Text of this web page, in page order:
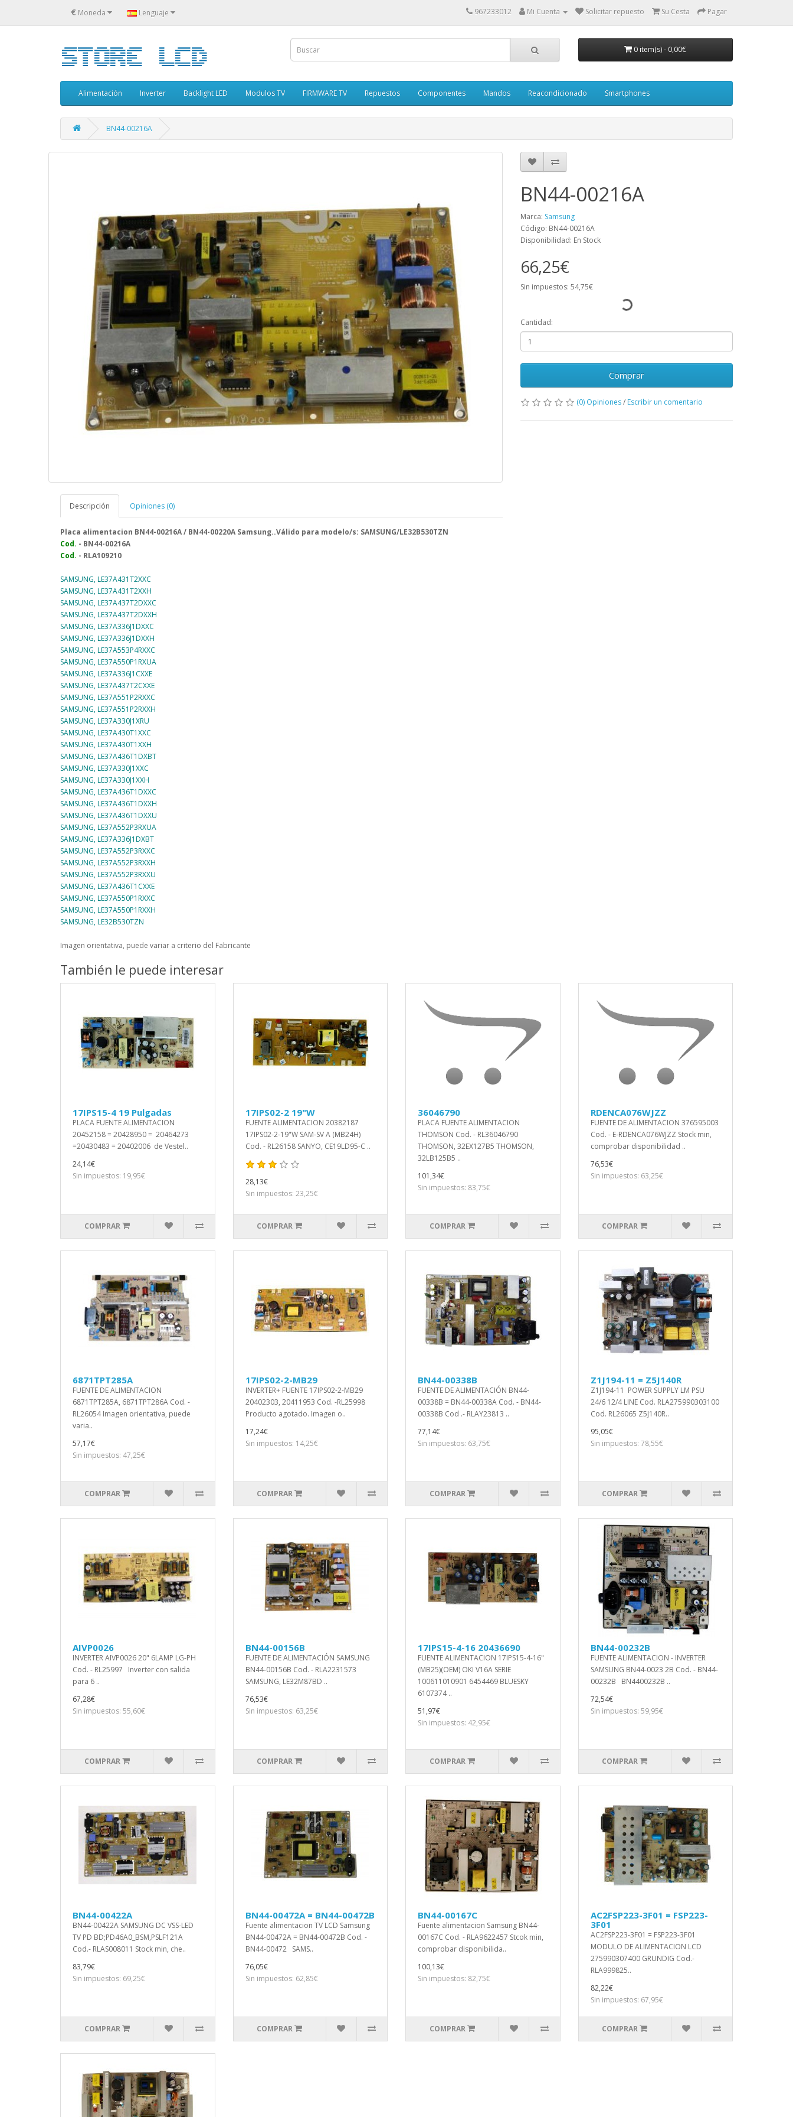
€ Moneda Lenguaje 967233012 Mi Cuenta Solicitar repuesto Su Cesta Pagar
0 item(s)- 0,00€
Alimentación Inverter Backlight LED Modulos TV FIRMWARE TV Repuestos Componentes Mandos Reacondicionado Smartphones
BN44-00216A
Descripción Opiniones (0)
Placa alimentacion BN44-00216A / BN44-00220A Samsung..Válido para modelo/s: SAMSUNG/LE32B530TZN
Cod. - BN44-00216A
Cod. - RLA109210
SAMSUNG, LE37A431T2XXC
SAMSUNG, LE37A431T2XXH
SAMSUNG, LE37A437T2DXXC
SAMSUNG, LE37A437T2DXXH
SAMSUNG, LE37A336J1DXXC
SAMSUNG, LE37A336J1DXXH
SAMSUNG, LE37A553P4RXXC
SAMSUNG, LE37A550P1RXUA
SAMSUNG, LE37A336J1CXXE
SAMSUNG, LE37A437T2CXXE
SAMSUNG, LE37A551P2RXXC
SAMSUNG, LE37A551P2RXXH
SAMSUNG, LE37A330J1XRU
SAMSUNG, LE37A430T1XXC
SAMSUNG, LE37A430T1XXH
SAMSUNG, LE37A436T1DXBT
SAMSUNG, LE37A330J1XXC
SAMSUNG, LE37A330J1XXH
SAMSUNG, LE37A436T1DXXC
SAMSUNG, LE37A436T1DXXH
SAMSUNG, LE37A436T1DXXU
SAMSUNG, LE37A552P3RXUA
SAMSUNG, LE37A336J1DXBT
SAMSUNG, LE37A552P3RXXC
SAMSUNG, LE37A552P3RXXH
SAMSUNG, LE37A552P3RXXU
SAMSUNG, LE37A436T1CXXE
SAMSUNG, LE37A550P1RXXC
SAMSUNG, LE37A550P1RXXH
SAMSUNG, LE32B530TZN
Imagen orientativa, puede variar a criterio del Fabricante
BN44-00216A
Marca: Samsung
Código: BN44-00216A
Disponibilidad: En Stock
66,25€
Sin impuestos: 54,75€
Cantidad:
Comprar
(0) Opiniones/ Escribir un comentario
También le puede interesar
17IPS15-4 19 Pulgadas
PLACA FUENTE ALIMENTACION
20452158 = 20428950 = 20464273
=20430483 = 20402006 de Vestel..
24,14€
Sin impuestos: 19,95€
COMPRAR
17IPS02-2 19"W
FUENTE ALIMENTACION 20382187
17IPS02-2-19"W SAM-SV A (MB24H)
Cod. - RL26158 SANYO, CE19LD95-C ..
28,13€
Sin impuestos: 23,25€
COMPRAR
36046790
PLACA FUENTE ALIMENTACION
THOMSON Cod. - RL36046790
THOMSON, 32EX127B5 THOMSON,
32LB125B5 ..
101,34€
Sin impuestos: 83,75€
COMPRAR
RDENCA076WJZZ
FUENTE DE ALIMENTACION 376595003
Cod. - E-RDENCA076WJZZ Stock min,
comprobar disponibilidad ..
76,53€
Sin impuestos: 63,25€
COMPRAR
6871TPT285A
FUENTE DE ALIMENTACION
6871TPT285A, 6871TPT286A Cod. -
RL26054 Imagen orientativa, puede
varia..
57,17€
Sin impuestos: 47,25€
COMPRAR
17IPS02-2-MB29
INVERTER+ FUENTE 17IPS02-2-MB29
20402303, 20411953 Cod. -RL25998
Producto agotado. Imagen o..
17,24€
Sin impuestos: 14,25€
COMPRAR
BN44-00338B
FUENTE DE ALIMENTACIÓN BN44-
00338B = BN44-00338A Cod. - BN44-
00338B Cod .- RLAY23813 ..
77,14€
Sin impuestos: 63,75€
COMPRAR
Z1J194-11 = Z5J140R
Z1J194-11 POWER SUPPLY LM PSU
24/6 12/4 LINE Cod. RLA275990303100
Cod. RL26065 Z5J140R..
95,05€
Sin impuestos: 78,55€
COMPRAR
AIVP0026
INVERTER AIVP0026 20" 6LAMP LG-PH
Cod. - RL25997 Inverter con salida
para 6 ..
67,28€
Sin impuestos: 55,60€
COMPRAR
BN44-00156B
FUENTE DE ALIMENTACIÓN SAMSUNG
BN44-00156B Cod. - RLA2231573
SAMSUNG, LE32M87BD ..
76,53€
Sin impuestos: 63,25€
COMPRAR
17IPS15-4-16 20436690
FUENTE ALIMENTACION 17IPS15-4-16"
(MB25)(OEM) OKI V16A SERIE
100611010901 6454469 BLUESKY
6107374 ..
51,97€
Sin impuestos: 42,95€
COMPRAR
BN44-00232B
FUENTE ALIMENTACION - INVERTER
SAMSUNG BN44-0023 2B Cod. - BN44-
00232B BN4400232B ..
72,54€
Sin impuestos: 59,95€
COMPRAR
BN44-00422A
BN44-00422A SAMSUNG DC VSS-LED
TV PD BD;PD46A0_BSM,PSLF121A
Cod.- RLAS008011 Stock min, che..
83,79€
Sin impuestos: 69,25€
COMPRAR
BN44-00472A = BN44-00472B
Fuente alimentacion TV LCD Samsung
BN44-00472A = BN44-00472B Cod. -
BN44-00472 SAMS..
76,05€
Sin impuestos: 62,85€
COMPRAR
BN44-00167C
Fuente alimentacion Samsung BN44-
00167C Cod. - RLA9622457 Stcok min,
comprobar disponibilida..
100,13€
Sin impuestos: 82,75€
COMPRAR
AC2FSP223-3F01 = FSP223-
3F01
AC2FSP223-3F01 = FSP223-3F01
MODULO DE ALIMENTACION LCD
275990307400 GRUNDIG Cod.-
RLA999825..
82,22€
Sin impuestos: 67,95€
COMPRAR